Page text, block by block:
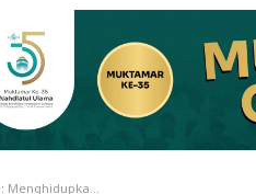
Kajian Living Quran: Menghidupkan Nilai-Nilai Al-Qur’an dalam Kehidupan Sehari-Hari